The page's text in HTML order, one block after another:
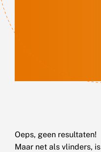
Oeps, geen resultaten!
Maar net als vlinders, is